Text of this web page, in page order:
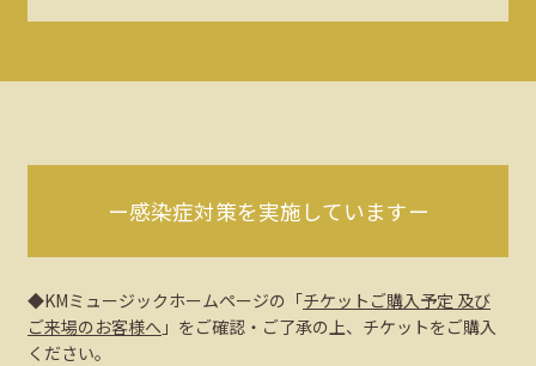
ー感染症対策を実施していますー
◆KMミュージックホームページの「チケットご購入予定 及び
ご来場のお客様へ 」をご確認・ご了承の上、チケットをご購入
ください。